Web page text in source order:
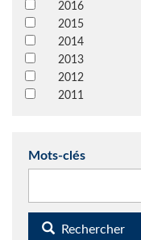
2016
2015
2014
2013
2012
2011
Mots-clés
Rechercher